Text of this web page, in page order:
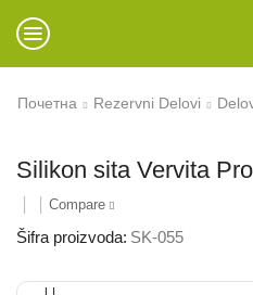
Почетна Rezervni Delovi
Silikon sita Vervita
Compare
Šifra proizvoda: SK-055